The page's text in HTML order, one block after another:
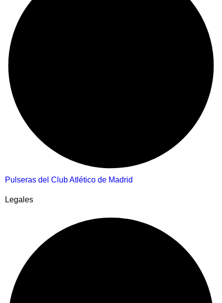
Pulseras del Club Atlético de Madrid
Legales